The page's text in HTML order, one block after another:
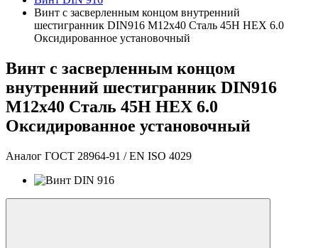
Винт с засверленным концом внутренний
шестигранник DIN916 М12х40 Сталь 45Н HEX 6.0
Оксидированное установочный
Винт с засверленным концом
внутренний шестигранник DIN916
М12х40 Сталь 45Н HEX 6.0
Оксидированное установочный
Аналог ГОСТ 28964-91 / EN ISO 4029